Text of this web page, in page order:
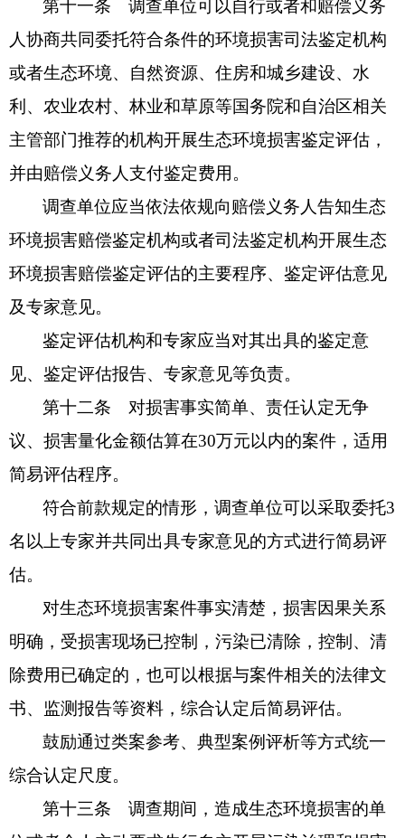
第十一条 调查单位可以自行或者和赔偿义务
人协商共同委托符合条件的环境损害司法鉴定机构
或者生态环境、自然资源、住房和城乡建设、水
利、农业农村、林业和草原等国务院和自治区相关
主管部门推荐的机构开展生态环境损害鉴定评估，
并由赔偿义务人支付鉴定费用。
调查单位应当依法依规向赔偿义务人告知生态
环境损害赔偿鉴定机构或者司法鉴定机构开展生态
环境损害赔偿鉴定评估的主要程序、鉴定评估意见
及专家意见。
鉴定评估机构和专家应当对其出具的鉴定意
见、鉴定评估报告、专家意见等负责。
第十二条 对损害事实简单、责任认定无争
议、损害量化金额估算在30万元以内的案件，适用
简易评估程序。
符合前款规定的情形，调查单位可以采取委托3
名以上专家并共同出具专家意见的方式进行简易评
估。
对生态环境损害案件事实清楚，损害因果关系
明确，受损害现场已控制，污染已清除，控制、清
除费用已确定的，也可以根据与案件相关的法律文
书、监测报告等资料，综合认定后简易评估。
鼓励通过类案参考、典型案例评析等方式统一
综合认定尺度。
第十三条 调查期间，造成生态环境损害的单